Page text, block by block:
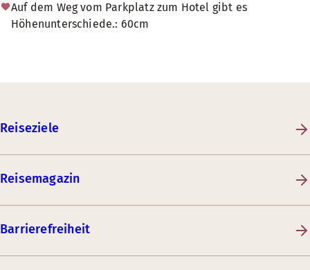
Auf dem Weg vom Parkplatz zum Hotel gibt es
Höhenunterschiede.: 60cm
Reiseziele
Reisemagazin
Barrierefreiheit